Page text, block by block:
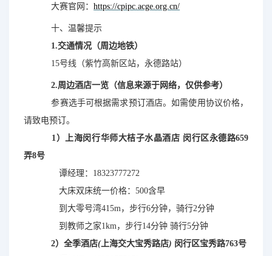
大赛官网：https://cpipc.acge.org.cn/
十、温馨提示
1.交通情况（周边地铁）
15号线（紫竹高新区站，永德路站）
2.周边酒店一览（信息来源于网络，仅供参考）
参赛选手可根据需求预订酒店。如需使用协议价格，
请致电预订。
1）上海闵行华师大桔子水晶酒店 闵行区永德路659
弄8号
谭经理： 18323777272
大床双床统一价格：500含早
到大零号湾415m，步行6分钟，骑行2分钟
到教师之家1km，步行14分钟 骑行5分钟
2）全季酒店(上海交大宝秀路店) 闵行区宝秀路763号